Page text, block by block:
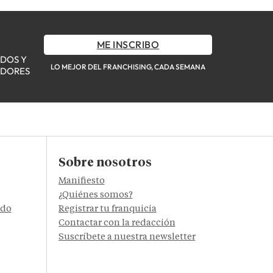
Y
ME INSCRIBO
LO MEJOR DEL FRANCHISING, CADA SEMANA
Sobre nosotros
Manifiesto
¿Quiénes somos?
Registrar tu franquicia
Contactar con la redacción
Suscríbete a nuestra newsletter